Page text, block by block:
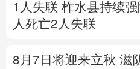
1人失联 柞水县持续
人死亡2人失联
8月7日将迎来立秋 滋